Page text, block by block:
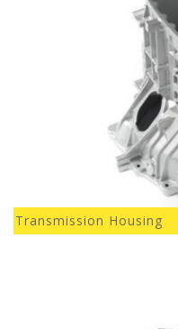
Transmission Housing